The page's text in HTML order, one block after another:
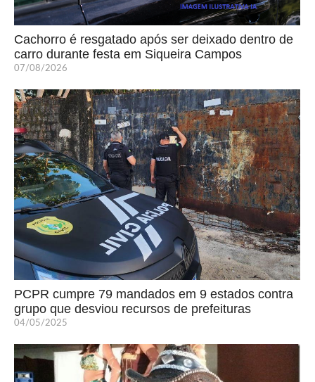
Cachorro é resgatado após ser deixado dentro de
carro durante festa em Siqueira Campos
07/08/2026
PCPR cumpre 79 mandados em 9 estados contra
grupo que desviou recursos de prefeituras
04/05/2025